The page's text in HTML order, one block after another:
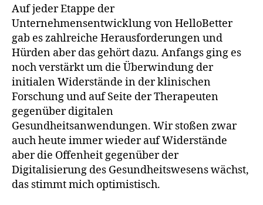
Auf jeder Etappe der
Unternehmensentwicklung von HelloBetter
gab es zahlreiche Herausforderungen und
Hürden aber das gehört dazu. Anfangs ging es
noch verstärkt um die Überwindung der
initialen Widerstände in der klinischen
Forschung und auf Seite der Therapeuten
gegenüber digitalen
Gesundheitsanwendungen. Wir stoßen zwar
auch heute immer wieder auf Widerstände
aber die Offenheit gegenüber der
Digitalisierung des Gesundheitswesens wächst,
das stimmt mich optimistisch.